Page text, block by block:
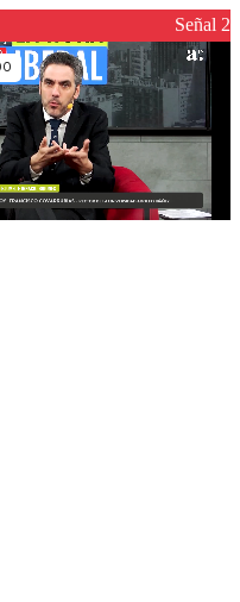
reconstrucciónSeñal 2